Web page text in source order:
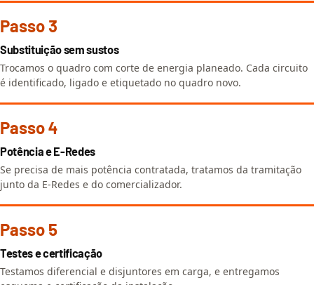
Passo 3
Substituição sem sustos
Trocamos o quadro com corte de energia planeado. Cada circuito
é identificado, ligado e etiquetado no quadro novo.
Passo 4
Potência e E-Redes
Se precisa de mais potência contratada, tratamos da tramitação
junto da E-Redes e do comercializador.
Passo 5
Testes e certificação
Testamos diferencial e disjuntores em carga, e entregamos